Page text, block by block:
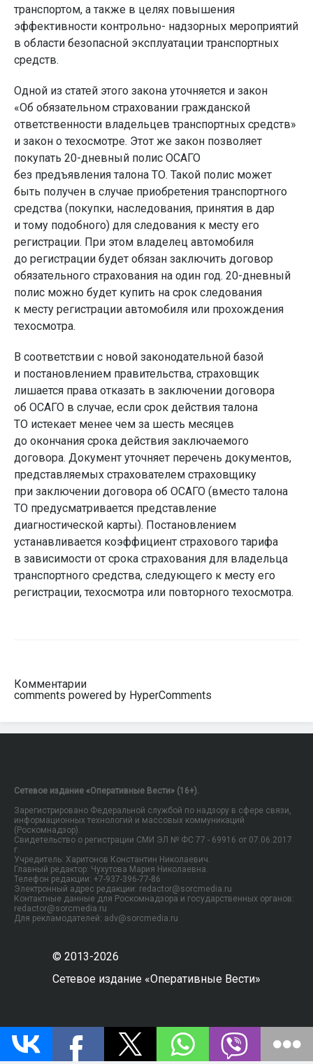
транспортом, а также в целях повышения
эффективности контрольно- надзорных мероприятий
в области безопасной эксплуатации транспортных
средств.
Одной из статей этого закона уточняется и закон
«Об обязательном страховании гражданской
ответственности владельцев транспортных средств»
и закон о техосмотре. Этот же закон позволяет
покупать 20-дневный полис ОСАГО
без предъявления талона ТО. Такой полис может
быть получен в случае приобретения транспортного
средства (покупки, наследования, принятия в дар
и тому подобного) для следования к месту его
регистрации. При этом владелец автомобиля
до регистрации будет обязан заключить договор
обязательного страхования на один год. 20-дневный
полис можно будет купить на срок следования
к месту регистрации автомобиля или прохождения
техосмотра.
В соответствии с новой законодательной базой
и постановлением правительства, страховщик
лишается права отказать в заключении договора
об ОСАГО в случае, если срок действия талона
ТО истекает менее чем за шесть месяцев
до окончания срока действия заключаемого
договора. Документ уточняет перечень документов,
представляемых страхователем страховщику
при заключении договора об ОСАГО (вместо талона
ТО предусматривается представление
диагностической карты). Постановлением
устанавливается коэффициент страхового тарифа
в зависимости от срока страхования для владельца
транспортного средства, следующего к месту его
регистрации, техосмотра или повторного техосмотра.
Комментарии
comments powered by HyperComments
Сетевое издание «Оперативные Вести» (16+).
Зарегистрировано Федеральной службой по надзору в сфере связи,
информационных технологий и массовых коммуникаций
(Роскомнадзор).
Свидетельство о регистрации СМИ ЭЛ № ФС 77 - 69916 от 07.06.2017
г.
Учредитель: Харитонов Константин Николаевич.
Главный редактор: Чухутова Мария Николаевна.
Телефон редакции: +7-937-396-77-86
Электронный адрес редакции: redactor@sorcmedia.ru
Контактные данные для Роскомнадзора и государственных органов:
redactor@sorcmedia.ru
Для рекламодателей: adv@sorcmedia.ru
© 2013-2026
Сетевое издание «Оперативные Вести»